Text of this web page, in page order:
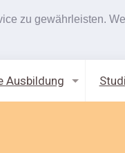
zu gewährleisten.
Ausbildung